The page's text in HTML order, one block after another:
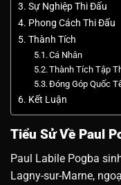
Sự Nghiệp Thi Đấu
Phong Cách Thi Đấu
Thành Tích
Cá Nhân
Thành Tích Tập
Đóng Góp Quốc
Kết Luận
Tiểu Sử Về Paul
Paul Labile Pogba
Lagny-sur-Marne,